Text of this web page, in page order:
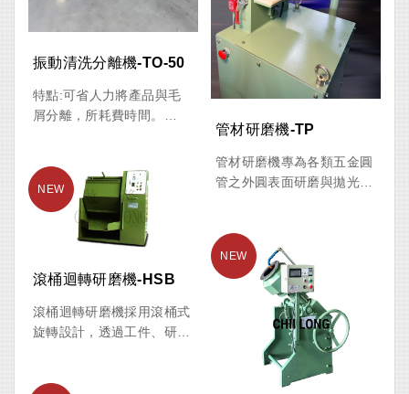
結塊或需細粉化處理之材
料。廣泛應用於礦產加工、
化工原料、塗料製造、食品
加工及資源回收等產業。
本機桶身可自由迴轉，並具
備正反轉寸動功能，可精準
調整至適當出料位置，下料
快速方便，大幅提升作業效
率。除清洗烤肉網外，亦可
作為泡菜攪拌、食品混合作
用價值。
振動清洗分離機-TO-50
特點:可省人力將產品與毛
屑分離，所耗費時間。
分離步驟。
選配：變頻器、時控
管材研磨機-TP
管材研磨機專為各類五金圓
管之外圓表面研磨與拋光而
速完成粗磨、細磨及鏡面拋
光作業。適用於鋼材、不鏽
鋼及各類合金管件加工，並
可依客戶管材尺寸及生產需
求客製化機台規格。
滾桶迴轉研磨機-HSB
滾桶迴轉研磨機採用滾桶式
旋轉設計，透過工件、研磨